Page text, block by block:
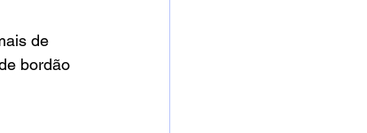
de
bordão